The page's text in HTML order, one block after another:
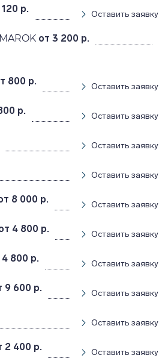
р. Оставить заявку
от 3 200 р.
800 р. Оставить заявку
р. Оставить заявку
Оставить заявку
Оставить заявку
8 000 р. Оставить заявку
4 800 р. Оставить заявку
4 800 р. Оставить заявку
9 600 р. Оставить заявку
Оставить заявку
2 400 р. Оставить заявку